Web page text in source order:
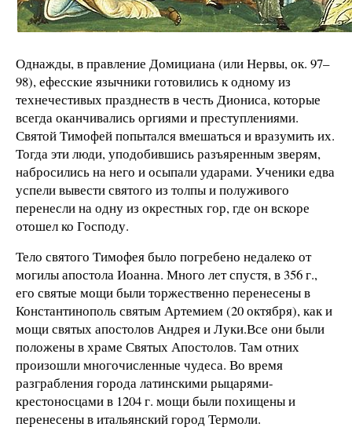
Однажды, вправление Домициана (или Нервы, ок. 97–
98), ефесские язычники готовилиськодномуиз
технечестивых празднествв честь Диониса, которые
всегда оканчивались оргиями и преступлениями.
Святой Тимофей попыталсявмешатьсяи вразумить их.
Тогда эти люди, уподобившисьразъяреннымзверям,
набросилисьна него и осыпали ударами. Ученики едва
успели вывести святого из толпыи полуживого
перенесли на однуиз окрестных гор, где он вскоре
отошелко Господу.
Тело святого Тимофея было погребено недалеко от
могилыапостолаИоанна. Много лет спустя, в 356г.,
его святые мощибылиторжественно перенесены в
Константинополь святымАртемием(20октября),каки
мощи святых апостолов Андреяи Луки.Все они были
положеныв храме Святых Апостолов. Там отних
произошлимногочисленные чудеса. Во время
разграбления городалатинскими рыцарями-
крестоносцами в 1204г. мощи были похищеныи
перенесеныв итальянский городТермоли.